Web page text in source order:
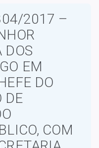
2017 –
DOS
EM
DO
DE
COM